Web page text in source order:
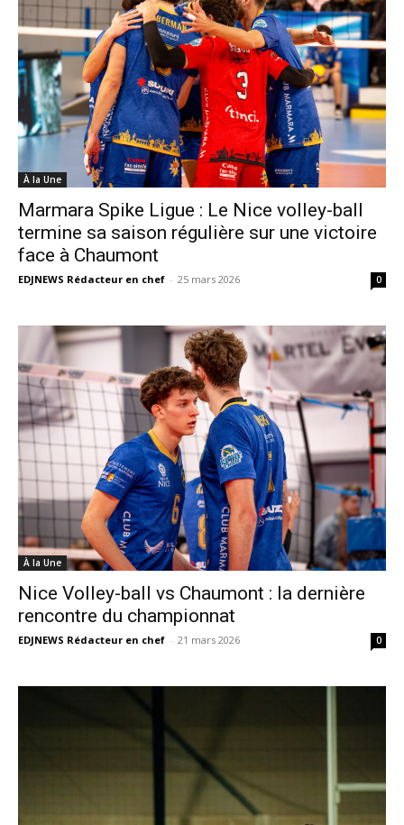
À la Une
Marmara Spike Ligue : Le Nice volley-ball
termine sa saison régulière sur une victoire
face à Chaumont
EDJNEWS Rédacteur en chef - 25 mars 2026 0
À la Une
Nice Volley-ball vs Chaumont : la dernière
rencontre du championnat
EDJNEWS Rédacteur en chef - 21 mars 2026 0